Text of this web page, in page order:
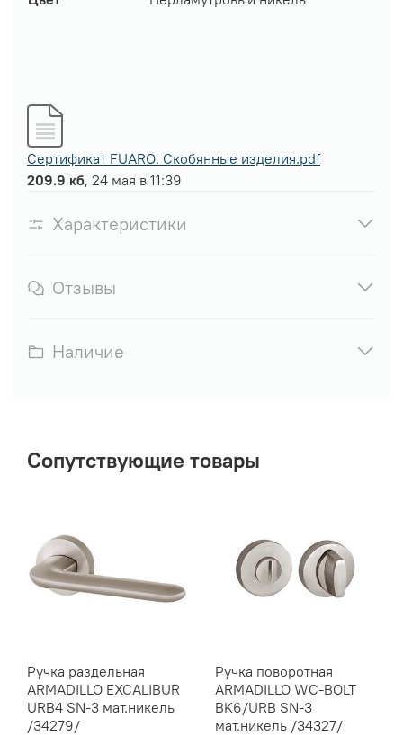
Сертификат FUARO. Скобянные изделия.pdf
209.9 кб, 24 мая в 11:39
Характеристики
Отзывы
Наличие
Сопутствующие товары
Ручка раздельная
ARMADILLO EXCALIBUR
URB4 SN-3 мат.никель
/34279/
Ручка поворотная
ARMADILLO WC-BOLT
BK6/URB SN-3
мат.никель /34327/